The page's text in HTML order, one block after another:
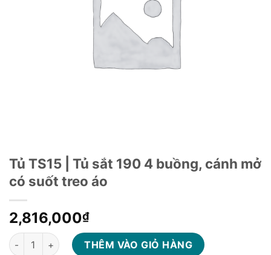
Tủ TS15 | Tủ sắt 190 4 buồng, cánh mở
có suốt treo áo
2,816,000₫
Tủ TS15 | Tủ sắt 190 4 buồng, cánh mở có suốt treo áo số
THÊM VÀO GIỎ HÀNG